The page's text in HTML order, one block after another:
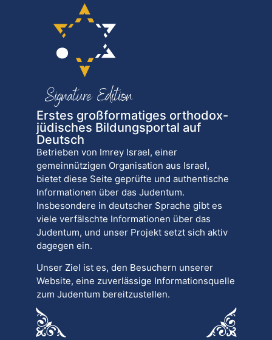
Erstes großformatiges orthodox-
jüdisches Bildungsportal auf
Deutsch
Betrieben von Imrey Israel, einer
gemeinnützigen Organisation aus Israel,
bietet diese Seite geprüfte und authentische
Informationen über das Judentum.
Insbesondere in deutscher Sprache gibt es
viele verfälschte Informationen über das
Judentum, und unser Projekt setzt sich aktiv
dagegen ein.
Unser Ziel ist es, den Besuchern unserer
Website, eine zuverlässige Informationsquelle
zum Judentum bereitzustellen.